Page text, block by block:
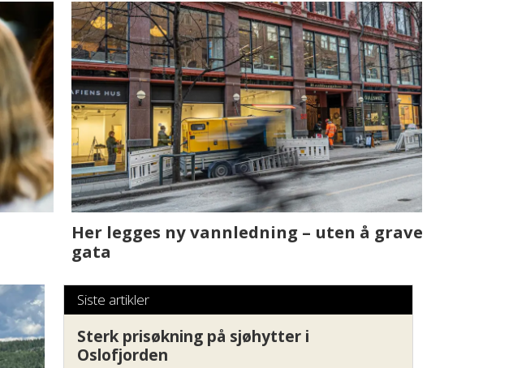
Det er i Drammen det skjer
Siste artikler
Sterk prisøkning på sjøhytter i
Oslofjorden